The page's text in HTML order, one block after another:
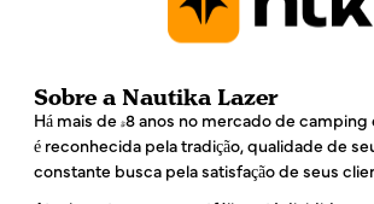
Sobre a Nautika Lazer
Há mais de 48 anos no mercado de camping
é reconhecida pela tradição, qualidade de
constante busca pela satisfação de seus